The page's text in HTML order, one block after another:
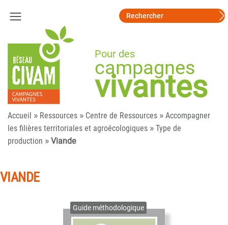
Pour des
campagnes
vivantes
Accueil » Ressources » Centre de Ressources » Accompagner
les filières territoriales et agroécologiques » Type de
production » Viande
VIANDE
Guide méthodologique